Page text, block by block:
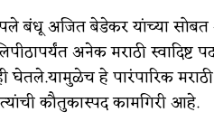
बंधू अजित बेडेकर यांच्या
अनेक मराठी स्वादिष्ट
घेतले.यामुळेच हे पारंपारिक
कौतुकास्पद कामगिरी आहे.